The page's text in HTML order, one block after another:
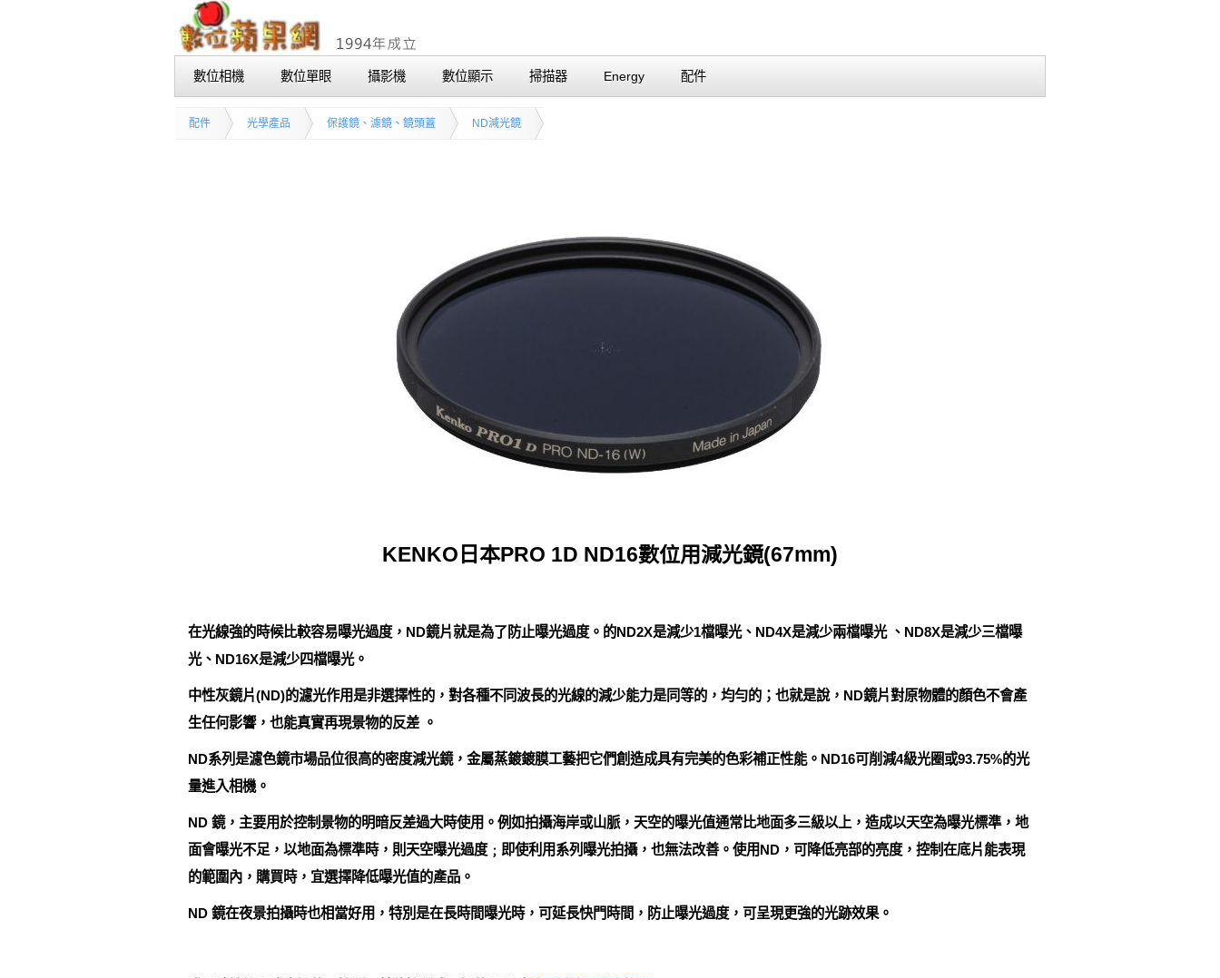
數位相機 數位單眼 攝影機 數位顯示 掃描器 Energy 配件
配件 光學產品 保護鏡、濾鏡、鏡頭蓋 ND減光鏡
KENKO日本PRO 1D ND16數位用減光鏡(67mm)
在光線強的時候比較容易曝光過度，ND鏡片就是為了防止曝光過度。的ND2X是減少1檔曝光、ND4X是減少兩檔曝光 、ND8X是減少三檔曝
光、ND16X是減少四檔曝光。
中性灰鏡片(ND)的濾光作用是非選擇性的，對各種不同波長的光線的減少能力是同等的，均勻的；也就是說，ND鏡片對原物體的顏色不會產
生任何影響，也能真實再現景物的反差 。
ND系列是濾色鏡市場品位很高的密度減光鏡，金屬蒸鍍鍍膜工藝把它們創造成具有完美的色彩補正性能。ND16可削減4級光圈或93.75%的光
量進入相機。
ND 鏡，主要用於控制景物的明暗反差過大時使用。例如拍攝海岸或山脈，天空的曝光值通常比地面多三級以上，造成以天空為曝光標準，地
面會曝光不足，以地面為標準時，則天空曝光過度﹔即使利用系列曝光拍攝，也無法改善。使用ND，可降低亮部的亮度，控制在底片能表現
的範圍內，購買時，宜選擇降低曝光值的產品。
ND 鏡在夜景拍攝時也相當好用，特別是在長時間曝光時，可延長快門時間，防止曝光過度，可呈現更強的光跡效果。